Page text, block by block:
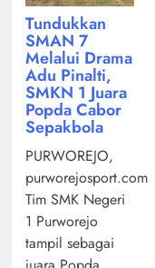
Tundukkan
SMAN 7
Melalui Drama
Adu Pinalti,
SMKN 1 Juara
Popda Cabor
Sepakbola
PURWOREJO,
purworejosport.com,
Tim SMK Negeri
1 Purworejo
tampil sebagai